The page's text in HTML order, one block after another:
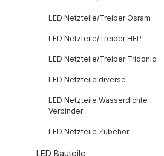
LED Netzteile/Treiber Osram
LED Netzteile/Treiber HEP
LED Netzteile/Treiber Tridonic
LED Netzteile diverse
LED Netzteile Wasserdichte
Verbinder
LED Netzteile Zubehör
LED Bauteile